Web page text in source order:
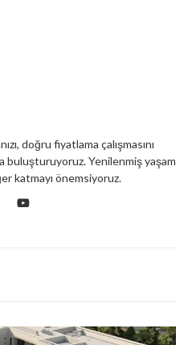
doğru fiyatlama çalışmasını
buluşturuyoruz. Yenilenmiş yaşam
katmayı önemsiyoruz.